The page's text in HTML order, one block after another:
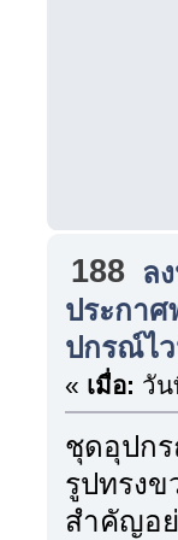
188 ล
ประกา
ปกรณ์ไ
« เมื่อ: วั
ชุดอุปก
รูปทรง
สำคัญอย่